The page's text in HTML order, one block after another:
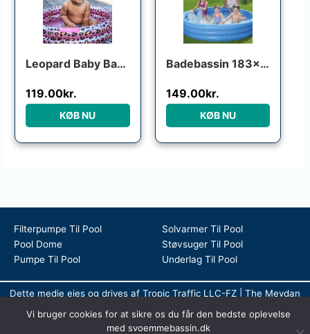
Leopard Baby Badebassin Rosa
119.00kr.
KØB NU
Badebassin 183×33 cm
149.00kr.
KØB NU
Filterpumpe Til Pool
Pool Dome
Pumpe Til Pool
Solvarmer Til Pool
Støvsuger Til Pool
Underlag Til Pool
Dette medie ejes og drives af Tropic Traffic LLC-FZ | The Meydan
Hotel, Grandstand, 6th floor, Nad Al Sheba | Dubai | UAE
Copyright © 2026 Svømmebassin | All rights reserved
Vi bruger cookies for at sikre os du får den bedste oplevelse
med svoemmebassin.dk